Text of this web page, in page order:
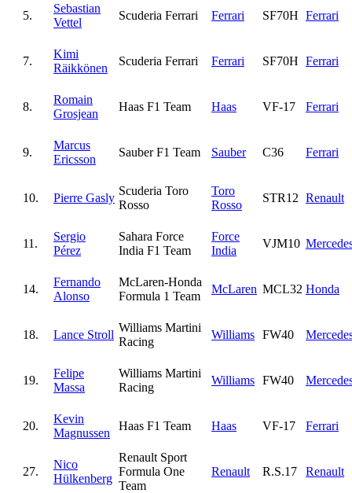
5.
Sebastian
Vettel
Scuderia Ferrari Ferrari SF70H Ferrari
7.
Kimi
Räikkönen
Scuderia Ferrari Ferrari SF70H Ferrari
8.
Romain
Grosjean
Haas F1 Team Haas VF-17 Ferrari
9.
Marcus
Ericsson
Sauber F1 Team Sauber C36 Ferrari
10. Pierre Gasly
Scuderia Toro
Rosso
Toro
Rosso
STR12 Renault
11.
Sergio
Pérez
Sahara Force
India F1 Team
Force
India
VJM10
14.
Fernando
Alonso
McLaren-Honda
Formula 1 Team
McLaren MCL32 Honda
18. Lance Stroll
Williams Martini
Racing
Williams FW40
19.
Felipe
Massa
Williams Martini
Racing
Williams FW40
20.
Kevin
Magnussen
Haas F1 Team Haas VF-17 Ferrari
27.
Nico
Hülkenberg
Renault Sport
Formula One
Team
Renault R.S.17 Renault